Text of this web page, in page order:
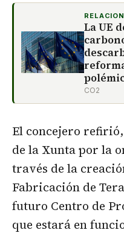
La UE
CO2
El concejero
de la Xunta por la
través de la
Fabricación de
futuro Centro de
que estará en